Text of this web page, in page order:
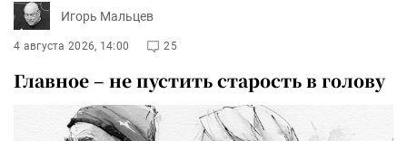
Игорь Мальцев
4 августа 2026, 14:00 25
Главное – не пустить старость в голову